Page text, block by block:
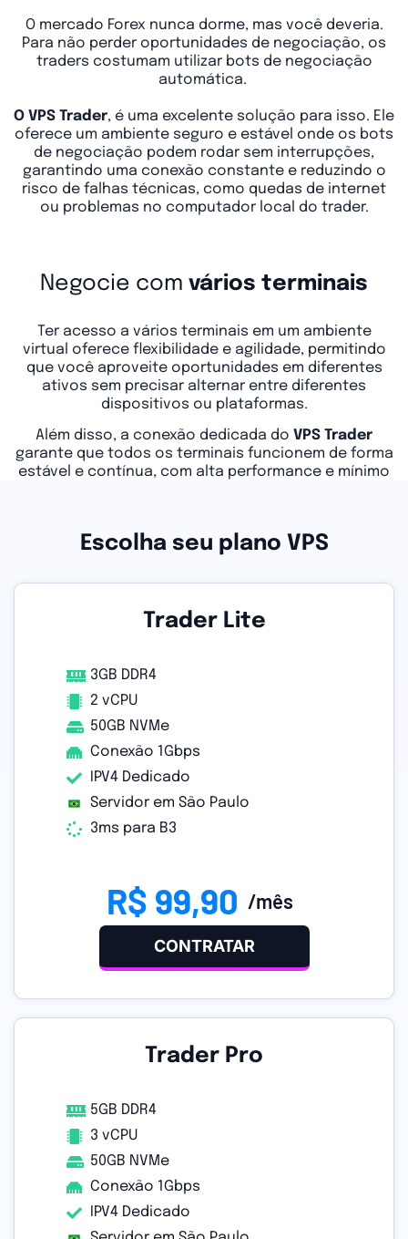
O mercado Forex nunca dorme, mas você deveria.
Para não perder oportunidades de negociação, os
traders costumam utilizar bots de negociação
automática.
O VPS Trader, é uma excelente solução para isso. Ele
oferece um ambiente seguro e estável onde os bots
de negociação podem rodar sem interrupções,
garantindo uma conexão constante e reduzindo o
risco de falhas técnicas, como quedas de internet
ou problemas no computador local do trader.
Negocie com vários terminais
Ter acesso a vários terminais em um ambiente
virtual oferece flexibilidade e agilidade, permitindo
que você aproveite oportunidades em diferentes
ativos sem precisar alternar entre diferentes
dispositivos ou plataformas.
Além disso, a conexão dedicada do VPS Trader
garante que todos os terminais funcionem de forma
estável e contínua, com alta performance e mínimo
Escolha seu plano VPS
Trader Lite
3GB DDR4
2 vCPU
50GB NVMe
Conexão 1Gbps
IPV4 Dedicado
Servidor em São Paulo
3ms para B3
R$ 99,90 /mês
CONTRATAR
Trader Pro
5GB DDR4
3 vCPU
50GB NVMe
Conexão 1Gbps
IPV4 Dedicado